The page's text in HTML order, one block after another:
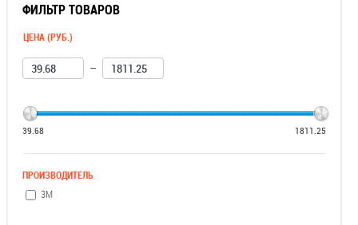
ФИЛЬТР ТОВАРОВ
ЦЕНА (РУБ.)
—
39.68 1811.25
ПРОИЗВОДИТЕЛЬ
3М